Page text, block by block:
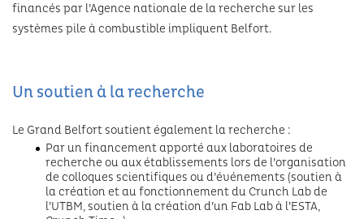
financés par l’Agence nationale de la recherche sur les
systèmes pile à combustible impliquent Belfort.
Un soutien à la recherche
Le Grand Belfort soutient également la recherche :
Par un financement apporté aux laboratoires de
recherche ou aux établissements lors de l’organisation
de colloques scientifiques ou d’événements (soutien à
la création et au fonctionnement du Crunch Lab de
l’UTBM, soutien à la création d’un Fab Lab à l’ESTA,